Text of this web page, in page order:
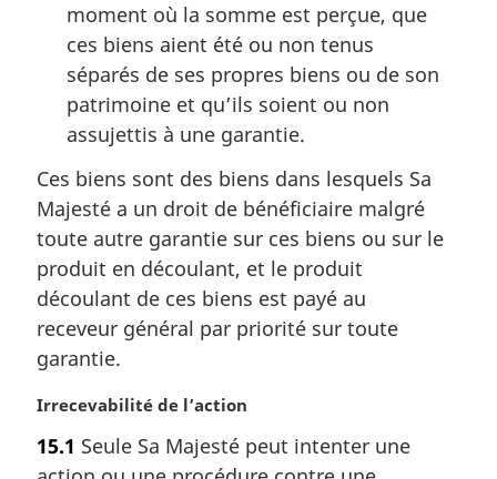
moment où la somme est perçue, que
ces biens aient été ou non tenus
séparés de ses propres biens ou de son
patrimoine et qu’ils soient ou non
assujettis à une garantie.
Ces biens sont des biens dans lesquels Sa
Majesté a un droit de bénéficiaire malgré
toute autre garantie sur ces biens ou sur le
produit en découlant, et le produit
découlant de ces biens est payé au
receveur général par priorité sur toute
garantie.
N
t
Irrecevabilité de l’action
15.1 Seule Sa Majesté peut intenter une